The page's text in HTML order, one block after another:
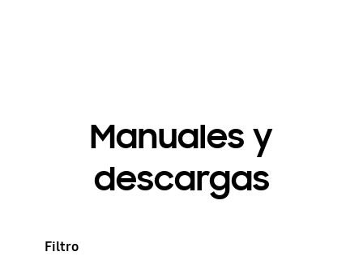
Manuales y
descargas
Filtro